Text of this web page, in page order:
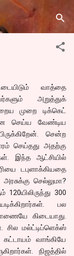
வாத்தை
அறுத்துக்
முறை டிக்கெட்
செய்ய வேண்டிய
சென்ற
செய்தது அதற்கு
இந்த ஆட்சியில்
டபுளாக்கியதை
செல்லுமா?
300
பல
கிடையாது.
சில மல்ட்டிப்ளெக்ஸ்
கட்டாயம் வாங்கியே
நிஜத்தில்